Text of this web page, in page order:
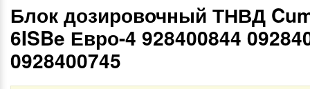
Блок дозировочный ТНВД
6ISBe Евро-4 928400844
0928400745